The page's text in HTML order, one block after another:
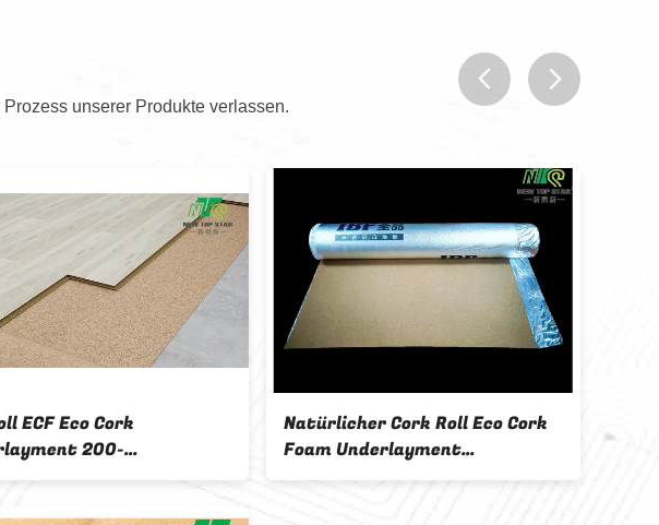
unserer Produkte verlassen.
Erstklassiger 1/4 Zoll Cork
Sheet Underlayment, Eco Cork
Foam Waterproof
2mm Eco Cork Underlayment
High Density Comfort
Schalldämpfung